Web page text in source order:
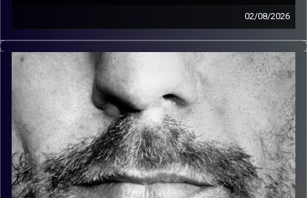
02/08/2026
זיפים, מוזיקה מחוספסת של הופעות חיות. הרבה ג'אם, רוק,
בלוז, bluegrass, ג'אז, Fאנק, פרוגרסיב ואפילו אלקטרוניקה.
כל מה שחי, אמיתי ונושם.
עם שמוליק רגב.
קרדיט תמונות: David Goehring